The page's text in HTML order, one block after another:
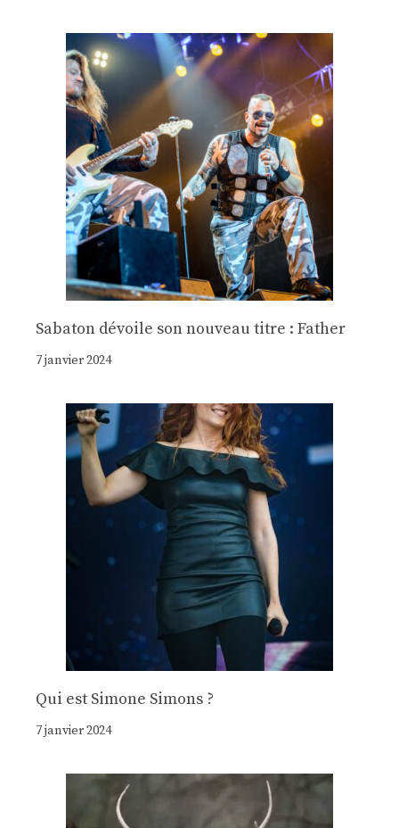
Sabaton dévoile son nouveau titre : Father
7 janvier 2024
Qui est Simone Simons ?
7 janvier 2024